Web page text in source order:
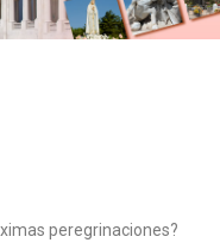
peregrinaciones?